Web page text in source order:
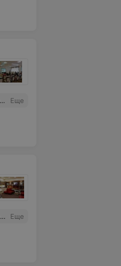
Еще
Еще